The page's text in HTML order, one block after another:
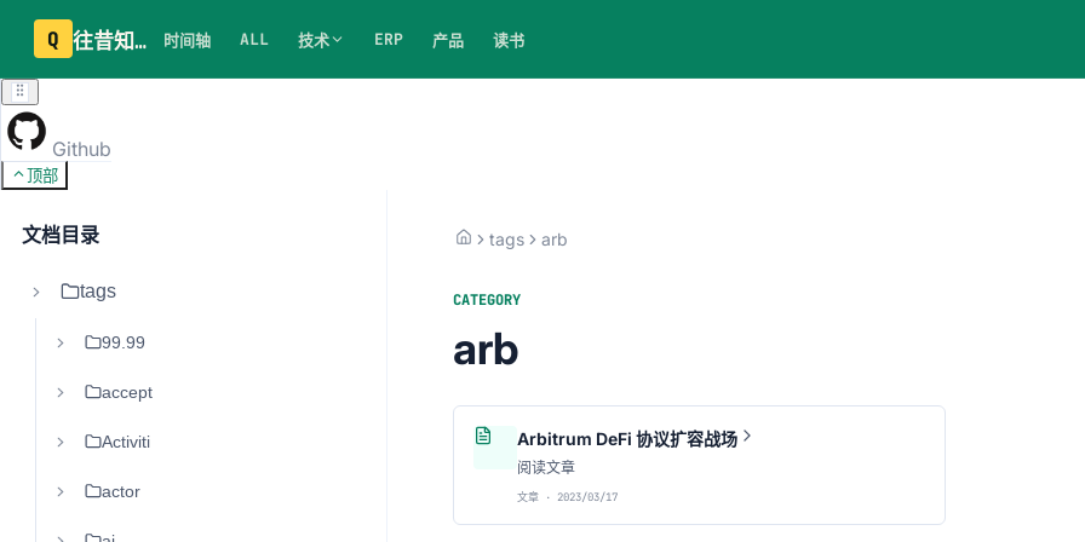
Q 往昔知识库 时间轴 ALL 技术 ERP 产品 读书
Github
顶部
文档目录
tags
99.99
accept
Activiti
actor
tags arb
CATEGORY
arb
Arbitrum DeFi 协议扩容战场
阅读文章
文章 · 2023/03/17